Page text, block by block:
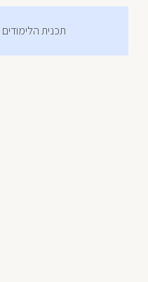
תכנית הלימודים